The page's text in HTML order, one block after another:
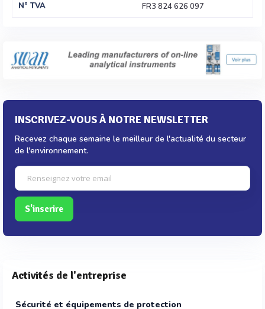
N° TVA
FR3 824 626 097
INSCRIVEZ-VOUS À NOTRE NEWSLETTER
Recevez chaque semaine le meilleur de l'actualité du secteur
de l'environnement.
S'inscrire
Activités de l'entreprise
Sécurité et équipements de protection